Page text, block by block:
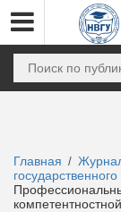
Главная /